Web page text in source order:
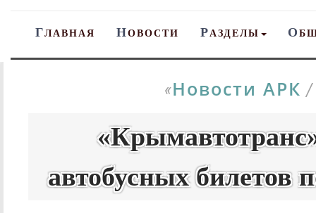
ГЛАВНАЯ НОВОСТИ РАЗДЕЛЫ О
«Новости АРК
автобусных билетов